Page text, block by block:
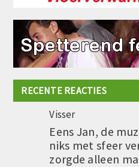
RECENTE REACTIES
Visser
Eens Jan, de
niks met sfeer
zorgde alleen